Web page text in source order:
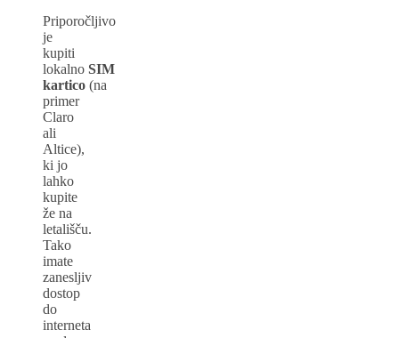
Priporočljivo
je
kupiti
lokalno SIM
kartico (na
primer
Claro
ali
Altice),
ki jo
lahko
kupite
že na
letališču.
Tako
imate
zanesljiv
dostop
do
interneta